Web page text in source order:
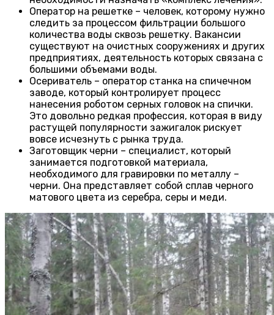
Оператор на решетке – человек, которому нужно
следить за процессом фильтрации большого
количества воды сквозь решетку. Вакансии
существуют на очистных сооружениях и других
предприятиях, деятельность которых связана с
большими объемами воды.
Осериватель – оператор станка на спичечном
заводе, который контролирует процесс
нанесения роботом серных головок на спички.
Это довольно редкая профессия, которая в виду
растущей популярности зажигалок рискует
вовсе исчезнуть с рынка труда.
Заготовщик черни – специалист, который
занимается подготовкой материала,
необходимого для гравировки по металлу –
черни. Она представляет собой сплав черного
матового цвета из серебра, серы и меди.